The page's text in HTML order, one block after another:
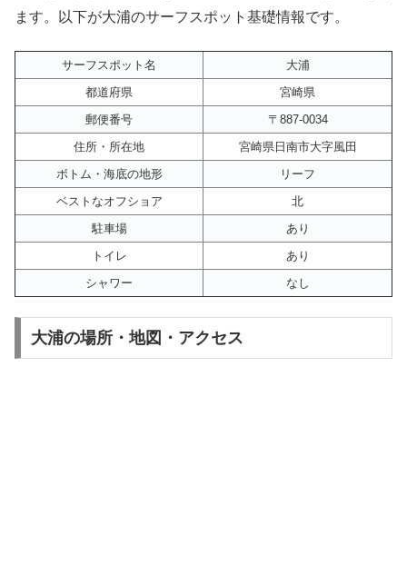
ます。以下が大浦のサーフスポット基礎情報です。
サーフスポット名
大浦
都道府県
宮崎県
郵便番号
〒887-0034
住所・所在地
宮崎県日南市大字風田
ボトム・海底の地形
リーフ
ベストなオフショア
北
駐車場
あり
トイレ
あり
シャワー
なし
大浦の場所・地図・アクセス